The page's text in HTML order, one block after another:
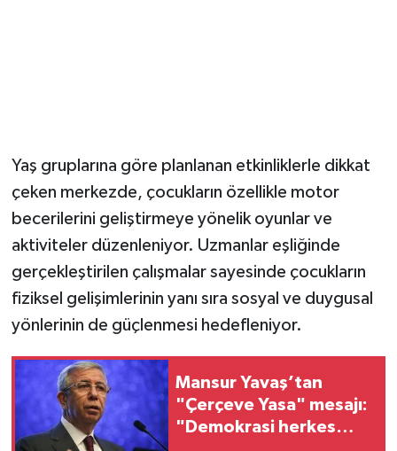
Yaş gruplarına göre planlanan etkinliklerle dikkat
çeken merkezde, çocukların özellikle motor
becerilerini geliştirmeye yönelik oyunlar ve
aktiviteler düzenleniyor. Uzmanlar eşliğinde
gerçekleştirilen çalışmalar sayesinde çocukların
fiziksel gelişimlerinin yanı sıra sosyal ve duygusal
yönlerinin de güçlenmesi hedefleniyor.
Mansur Yavaş’tan
"Çerçeve Yasa" mesajı:
"Demokrasi herkes